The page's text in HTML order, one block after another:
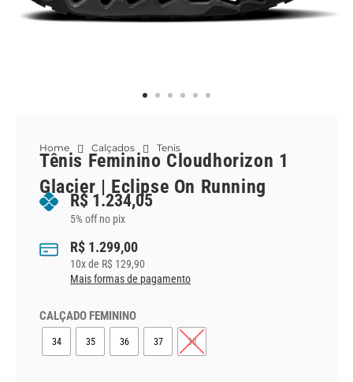
Home Calçados Tenis
Tênis Feminino Cloudhorizon 1
Glacier | Eclipse On Running
R$ 1.234,05
5% off no pix
R$ 1.299,00
10x de R$ 129,90
Mais formas de pagamento
CALÇADO FEMININO
34 35 36 37 38